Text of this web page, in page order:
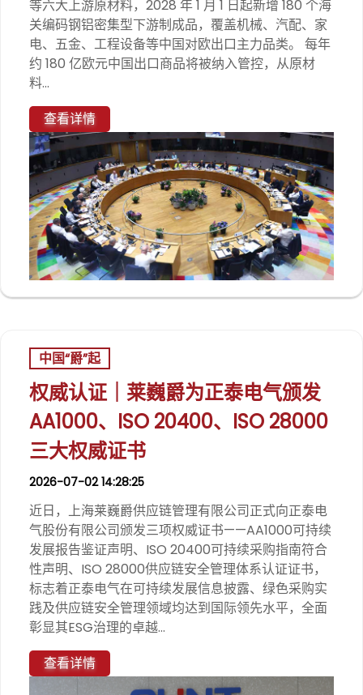
等六大上游原材料，2028 年 1 月 1 日起新增 180 个海
关编码钢铝密集型下游制成品，覆盖机械、汽配、家
电、五金、工程设备等中国对欧出口主力品类。 每年
约 180 亿欧元中国出口商品将被纳入管控，从原材
料...
查看详情
中国“爵”起
权威认证｜莱巍爵为正泰电气颁发
AA1000、ISO 20400、ISO 28000
三大权威证书
2026-07-02 14:28:25
近日，上海莱巍爵供应链管理有限公司正式向正泰电
气股份有限公司颁发三项权威证书——AA1000可持续
发展报告鉴证声明、ISO 20400可持续采购指南符合
性声明、ISO 28000供应链安全管理体系认证证书，
标志着正泰电气在可持续发展信息披露、绿色采购实
践及供应链安全管理领域均达到国际领先水平，全面
彰显其ESG治理的卓越...
查看详情